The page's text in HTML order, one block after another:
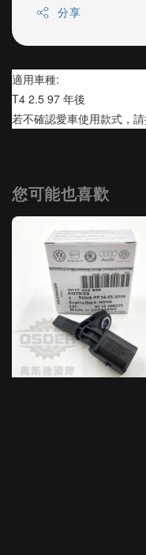
分享
適用車種:
T4 2.5 97 年後
若不確認愛車使用款式，
您可能也喜歡